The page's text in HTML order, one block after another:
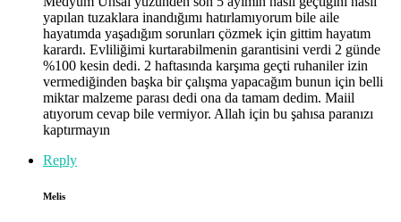
yapılan tuzaklara inandığımı hatırlamıyorum bile aile
hayatımda yaşadığım sorunları çözmek için gittim hayatım
karardı. Evliliğimi kurtarabilmenin garantisini verdi 2 günde
%100 kesin dedi. 2 haftasında karşıma geçti ruhaniler izin
vermediğinden başka bir çalışma yapacağım bunun için belli
miktar malzeme parası dedi ona da tamam dedim. Maiil
atıyorum cevap bile vermiyor. Allah için bu şahısa paranızı
kaptırmayın
Reply
Melis